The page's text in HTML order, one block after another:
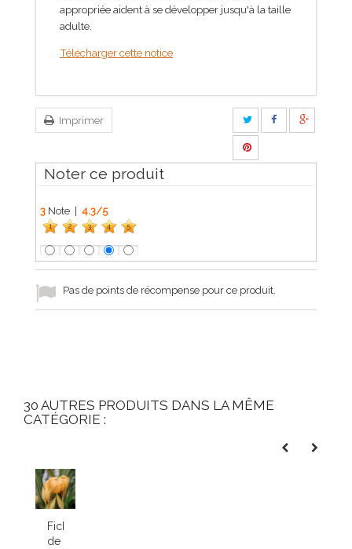
appropriée aident à se développer jusqu'à la taille
adulte.
Télécharger cette notice
Imprimer
Noter ce produit
3 Note | 4.3/5
1 2 3 4 5
Pas de points de récompense pour ce produit.
30 AUTRES PRODUITS DANS LA MÊME
CATÉGORIE :
Fiche
de